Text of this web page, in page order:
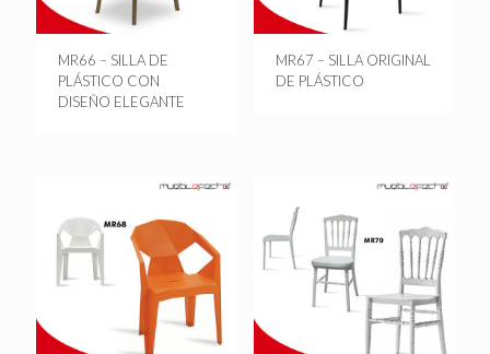
MR66 – SILLA DE
PLÁSTICO CON
DISEÑO ELEGANTE
MR67 – SILLA ORIGINAL
DE PLÁSTICO